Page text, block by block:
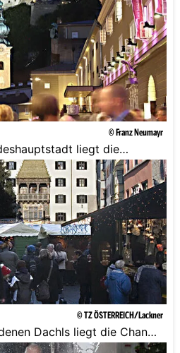
© Franz Neumayr
liegt die
bei circa 60%.
© TZ ÖSTERREICH/Lackner
Dachls liegt die Chance
sehr hoch - zwischen 85